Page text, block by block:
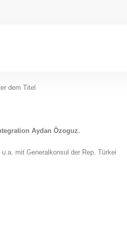
dem Titel
Aydan Özoguz.
mit Generalkonsul der Rep. Türkei